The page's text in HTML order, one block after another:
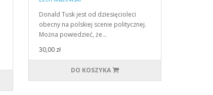
Donald Tusk jest od dziesięcioleci
obecny na polskiej scenie politycznej.
Można powiedzieć, że…
30,00 zł
DO KOSZYKA